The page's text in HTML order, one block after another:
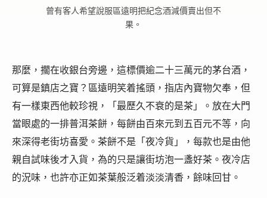
曾有客人希望說服區遠明把紀念酒減價賣出但不
果。
那麼，擱在收銀台旁邊，這標價逾二十三萬元的茅台酒，
可算是鎮店之寶？區遠明笑着搖頭，指店內寶物欠奉，但
有一樣東西他較珍視，「最歷久不衰的是茶」。放在大門
當眼處的一排普洱茶餅，每餅由百來元到五百元不等，向
來深得老街坊喜愛。茶餅不是「夜冷貨」，每款也是由他
親自試味後才入貨，為的只是讓街坊泡一盞好茶。夜冷店
的況味，也許亦正如茶葉般泛着淡淡清香，餘味回甘。